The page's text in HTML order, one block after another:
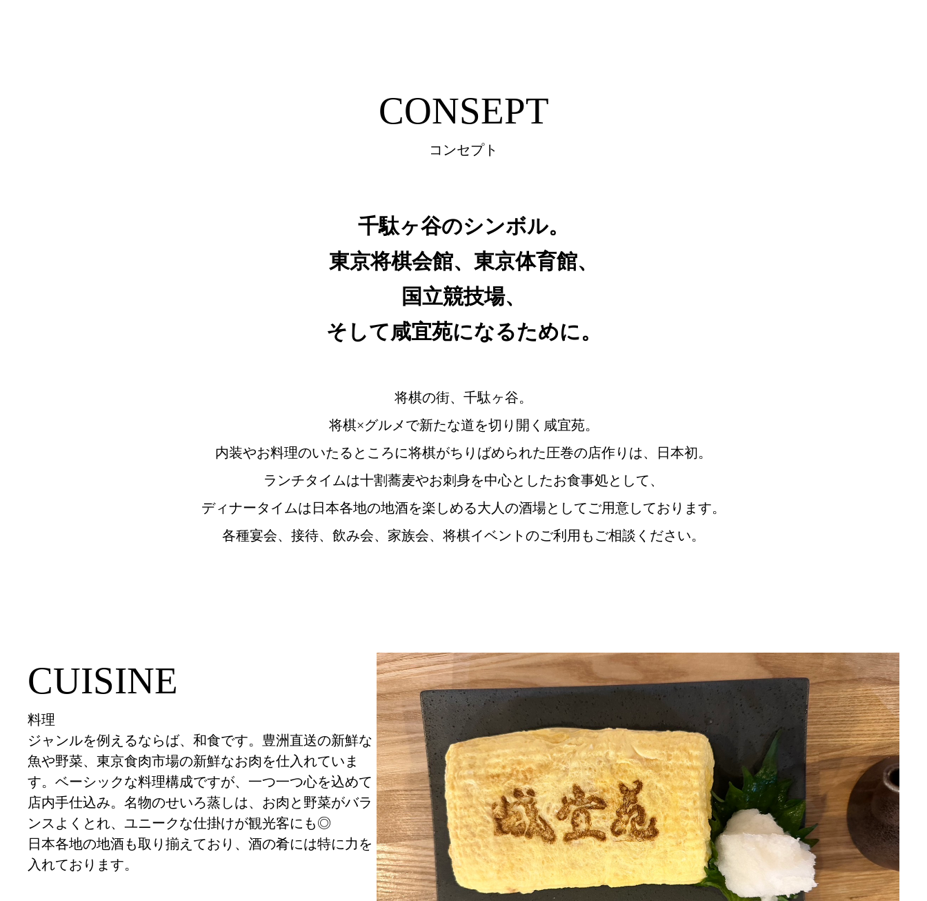
CONSEPT
コンセプト
千駄ヶ谷のシンボル。
東京将棋会館、東京体育館、
国立競技場、
そして咸宜苑になるために。
将棋の街、千駄ヶ谷。
将棋×グルメで新たな道を切り開く咸宜苑。
内装やお料理のいたるところに将棋がちりばめられた圧巻の店作りは、日本初。
ランチタイムは十割蕎麦やお刺身を中心としたお食事処として、
ディナータイムは日本各地の地酒を楽しめる大人の酒場としてご用意しております。
各種宴会、接待、飲み会、家族会、将棋イベントのご利用もご相談ください。
CUISINE
料理
ジャンルを例えるならば、和食です。豊洲直送の新鮮な
魚や野菜、東京食肉市場の新鮮なお肉を仕入れていま
す。ベーシックな料理構成ですが、一つ一つ心を込めて
店内手仕込み。名物のせいろ蒸しは、お肉と野菜がバラ
ンスよくとれ、ユニークな仕掛けが観光客にも◎
日本各地の地酒も取り揃えており、酒の肴には特に力を
入れております。